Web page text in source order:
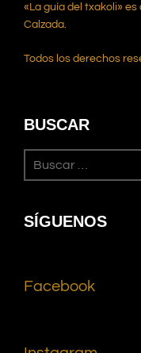
«La guía del txakoli»
Calzada.
Todos los derechos
BUSCAR
SÍGUENOS
Facebook